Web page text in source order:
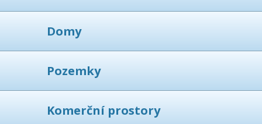
Domy
Pozemky
Komerční prostory